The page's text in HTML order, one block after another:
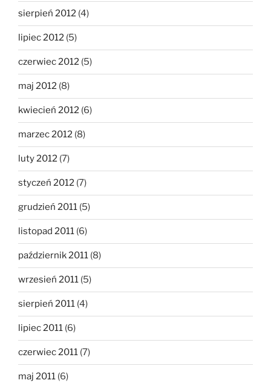
sierpień 2012 (4)
lipiec 2012 (5)
czerwiec 2012 (5)
maj 2012 (8)
kwiecień 2012 (6)
marzec 2012 (8)
luty 2012 (7)
styczeń 2012 (7)
grudzień 2011 (5)
listopad 2011 (6)
październik 2011 (8)
wrzesień 2011 (5)
sierpień 2011 (4)
lipiec 2011 (6)
czerwiec 2011 (7)
maj 2011 (6)